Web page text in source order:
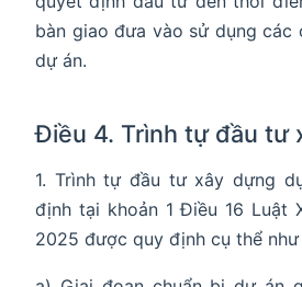
bàn giao đưa vào sử dụng các
dự án.
Điều 4. Trình tự đầu tư
1. Trình tự đầu tư xây dựng
định tại khoản 1 Điều 16 Luật
2025 được quy định cụ thể như